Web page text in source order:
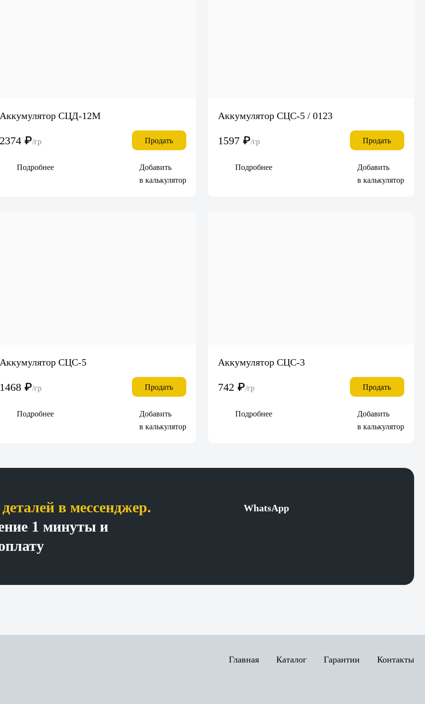
Аккумулятор СЦД-12М
2374 ₽/гр Продать
Подробнее
Добавить
в калькулятор
Аккумулятор СЦС-5 / 0123
1597 ₽/гр Продать
Подробнее
Добавить
в калькулятор
Аккумулятор СЦС-5
1468 ₽/гр Продать
Подробнее
Добавить
в калькулятор
Аккумулятор СЦС-3
742 ₽/гр Продать
Подробнее
Добавить
в калькулятор
в мессенджер.
1 минуты и
WhatsApp
Главная Каталог Гарантии Контакты